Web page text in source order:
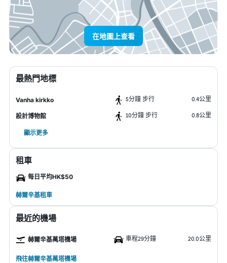
在地圖上查看
最熱門地標
Vanha kirkko 5分鐘 步行 0.4公里
設計博物館 10分鐘 步行 0.8公里
顯示更多
租車
每日平均HK$50
赫爾辛基租車
最近的機場
赫爾辛基萬塔機場 車程29分鐘 20.0公里
飛往赫爾辛基萬塔機場